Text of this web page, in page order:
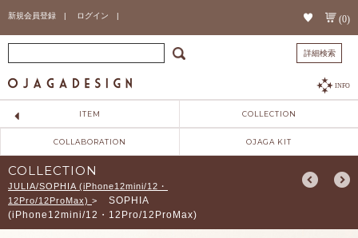
新規会員登録 | ログイン | (0)
詳細検索
INFO
ITEM COLLECTION
COLLABORATION OJAGA KIT
COLLECTION
JULIA/SOPHIA (iPhone12mini/12・
12Pro/12ProMax) >
SOPHIA
(iPhone12mini/12・12Pro/12ProMax)